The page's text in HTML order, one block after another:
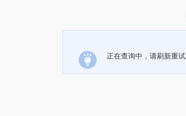
正在查询中，请刷新重试